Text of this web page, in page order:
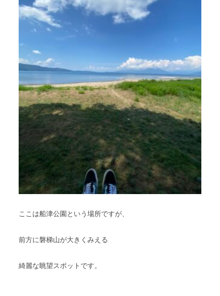
ここは船津公園という場所ですが、
前方に磐梯山が大きくみえる
綺麗な眺望スポットです。